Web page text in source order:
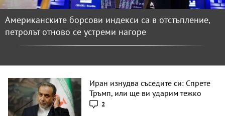
Американските борсови индекси са в отстъпление,
петролът отново се устреми нагоре
Иран изнудва съседите си: Спрете
Тръмп, или ще ви ударим тежко
2